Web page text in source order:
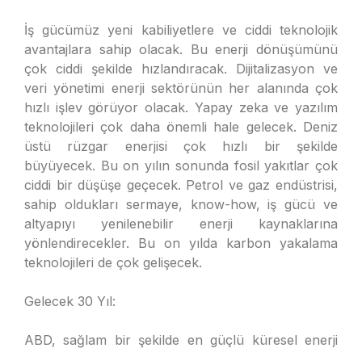
İş gücümüz yeni kabiliyetlere ve ciddi teknolojik
avantajlara sahip olacak. Bu enerji dönüşümünü
çok ciddi şekilde hızlandıracak. Dijitalizasyon ve
veri yönetimi enerji sektörünün her alanında çok
hızlı işlev görüyor olacak. Yapay zeka ve yazılım
teknolojileri çok daha önemli hale gelecek. Deniz
üstü rüzgar enerjisi çok hızlı bir şekilde
büyüyecek. Bu on yılın sonunda fosil yakıtlar çok
ciddi bir düşüşe geçecek. Petrol ve gaz endüstrisi,
sahip oldukları sermaye, know-how, iş gücü ve
altyapıyı yenilenebilir enerji kaynaklarına
yönlendirecekler. Bu on yılda karbon yakalama
teknolojileri de çok gelişecek.
Gelecek 30 Yıl:
ABD, sağlam bir şekilde en güçlü küresel enerji